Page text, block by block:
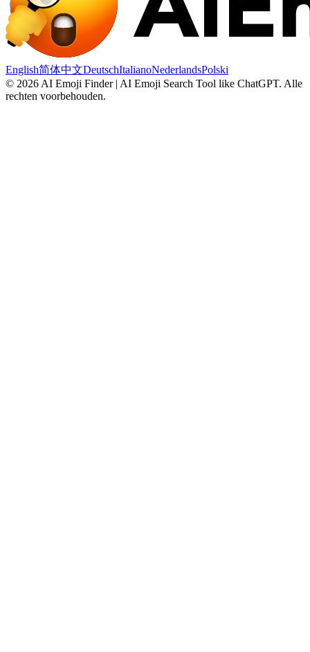
English简体中文DeutschItalianoNederlandsPolski
© 2026 AI Emoji Finder | AI Emoji Search Tool like ChatGPT. Alle
rechten voorbehouden.